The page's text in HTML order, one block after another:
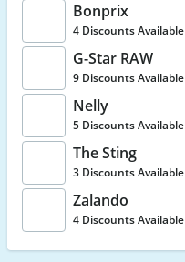
Bonprix
4 Discounts Available
G-Star RAW
9 Discounts Available
Nelly
5 Discounts Available
The Sting
3 Discounts Available
Zalando
4 Discounts Available